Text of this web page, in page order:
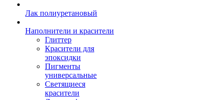
Лак полиуретановый
Наполнители и красители
Глиттер
Красители для
эпоксидки
Пигменты
универсальные
Светящиеся
красители